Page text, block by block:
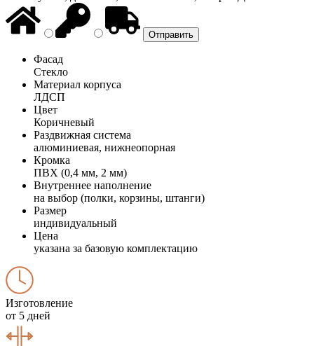
Фасад
Стекло
Материал корпуса
ЛДСП
Цвет
Коричневый
Раздвижная система
алюминиевая, нижнеопорная
Кромка
ПВХ (0,4 мм, 2 мм)
Внутреннее наполнение
на выбор (полки, корзины, штанги)
Размер
индивидуальный
Цена
указана за базовую комплектацию
Изготовление
от 5 дней